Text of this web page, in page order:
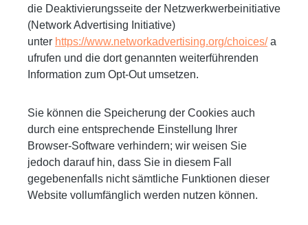
die Deaktivierungsseite der Netzwerkwerbeinitiative
(Network Advertising Initiative)
unter https://www.networkadvertising.org/choices/a
ufrufen und die dort genannten weiterführenden
Information zum Opt-Out umsetzen.
Sie können die Speicherung der Cookies auch
durch eine entsprechende Einstellung Ihrer
Browser-Software verhindern; wir weisen Sie
jedoch darauf hin, dass Sie in diesem Fall
gegebenenfalls nicht sämtliche Funktionen dieser
Website vollumfänglich werden nutzen können.